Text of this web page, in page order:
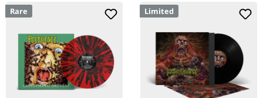
Rare Limited